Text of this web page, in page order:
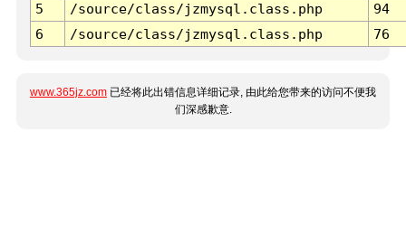
5
/source/class/jzmysql.class.php
94
6
/source/class/jzmysql.class.php 76
www.365jz.com 已经将此出错信息详细记录, 由此给您带来的访问不便我
们深感歉意.